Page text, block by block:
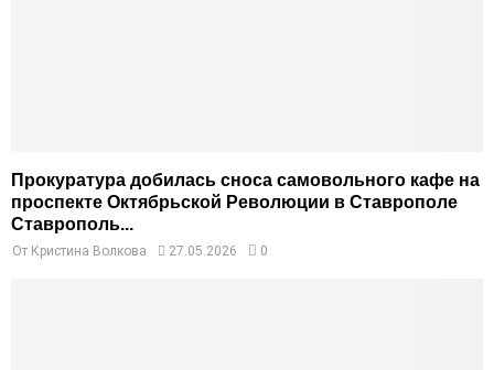
Прокуратура добилась сноса самовольного кафе на
проспекте Октябрьской Революции в Ставрополе
Ставрополь...
От Кристина Волкова 27.05.2026 0